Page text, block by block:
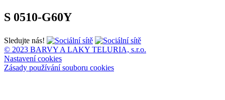
S 0510-G60Y
Sledujte nás!
© 2023 BARVY A LAKY TELURIA, s.r.o.
Nastavení cookies
Zásady používání souboru cookies